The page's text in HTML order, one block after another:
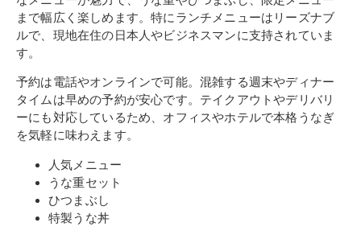
まで幅広く楽しめます。特にランチメニューはリーズナブ
ルで、現地在住の日本人やビジネスマンに支持されていま
す。
予約は電話やオンラインで可能。混雑する週末やディナー
タイムは早めの予約が安心です。テイクアウトやデリバリ
ーにも対応しているため、オフィスやホテルで本格うなぎ
を気軽に味わえます。
人気メニュー
うな重セット
ひつまぶし
特製うな丼